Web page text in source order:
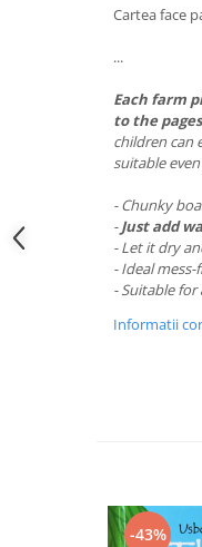
Cartea face
...
Each farm
to the pages
children can
suitable
- Chunky
-Just add
- Let it dry
- Ideal mess-
- Suitable for
Informatii
-43%